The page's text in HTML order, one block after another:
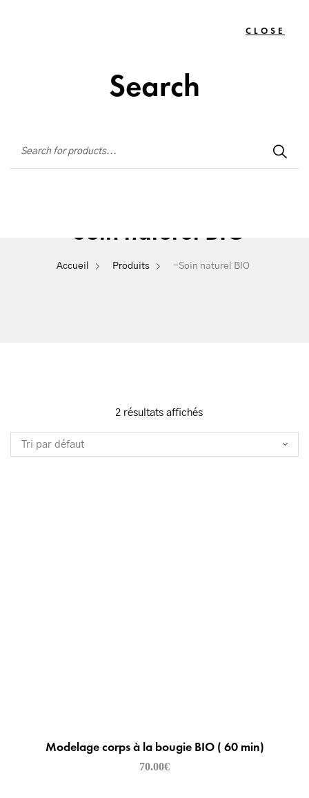
Search
CLOSE
-Soin naturel BIO
Accueil Produits -Soin naturel BIO
2 résultats affichés
Modelage corps à la bougie BIO ( 60 min)
70.00€